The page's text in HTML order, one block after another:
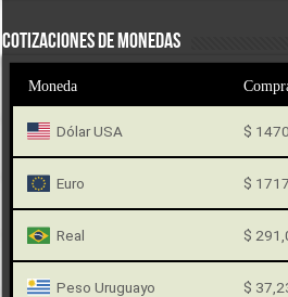
COTIZACIONES DE MONEDAS
Moneda
Dólar USA $
Euro $
Real $
Peso Uruguayo $